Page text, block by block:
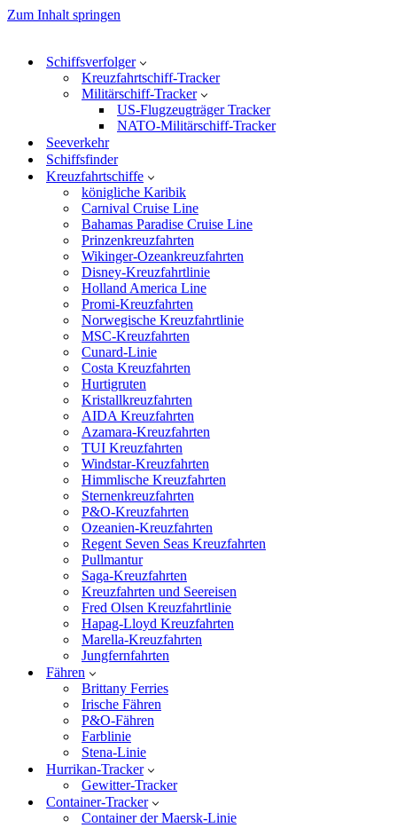
Zum Inhalt springen
Schiffsverfolger
Kreuzfahrtschiff-Tracker
Militärschiff-Tracker
US-Flugzeugträger Tracker
NATO-Militärschiff-Tracker
Seeverkehr
Schiffsfinder
Kreuzfahrtschiffe
königliche Karibik
Carnival Cruise Line
Bahamas Paradise Cruise Line
Prinzenkreuzfahrten
Wikinger-Ozeankreuzfahrten
Disney-Kreuzfahrtlinie
Holland America Line
Promi-Kreuzfahrten
Norwegische Kreuzfahrtlinie
MSC-Kreuzfahrten
Cunard-Linie
Costa Kreuzfahrten
Hurtigruten
Kristallkreuzfahrten
AIDA Kreuzfahrten
Azamara-Kreuzfahrten
TUI Kreuzfahrten
Windstar-Kreuzfahrten
Himmlische Kreuzfahrten
Sternenkreuzfahrten
P&O-Kreuzfahrten
Ozeanien-Kreuzfahrten
Regent Seven Seas Kreuzfahrten
Pullmantur
Saga-Kreuzfahrten
Kreuzfahrten und Seereisen
Fred Olsen Kreuzfahrtlinie
Hapag-Lloyd Kreuzfahrten
Marella-Kreuzfahrten
Jungfernfahrten
Fähren
Brittany Ferries
Irische Fähren
P&O-Fähren
Farblinie
Stena-Linie
Hurrikan-Tracker
Gewitter-Tracker
Container-Tracker
Container der Maersk-Linie